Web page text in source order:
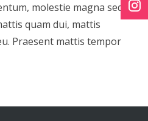
molestie magna sed,
quam dui, mattis
Praesent mattis tempor